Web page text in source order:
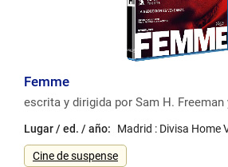
Femme
escrita y dirigida por Sam H. Freeman
Lugar / ed. / año:
Madrid : Divisa Home
Género
Cine de suspense